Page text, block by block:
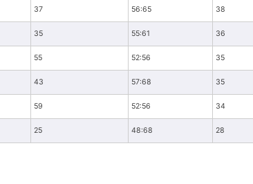
37 56:65 38
35 55:61 36
55 52:56 35
43 57:68 35
59 52:56 34
25 48:68 28